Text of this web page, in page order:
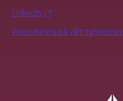
LinkedIn
Prenumerera på vårt nyhetsbrev